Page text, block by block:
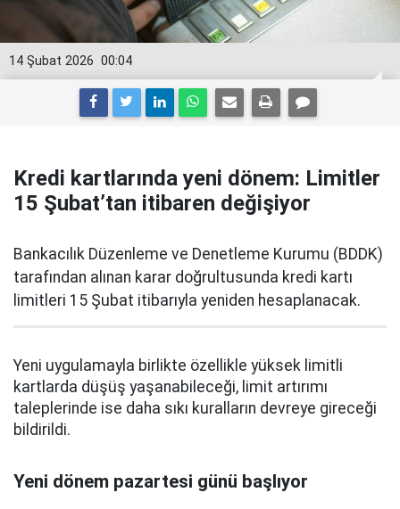
00:04
14 Şubat 2026
Kredi kartlarında yeni dönem: Limitler
15 Şubat’tan itibaren değişiyor
Bankacılık Düzenleme ve Denetleme Kurumu (BDDK)
tarafından alınan karar doğrultusunda kredi kartı
limitleri 15 Şubat itibarıyla yeniden hesaplanacak.
Yeni uygulamayla birlikte özellikle yüksek limitli
kartlarda düşüş yaşanabileceği, limit artırımı
taleplerinde ise daha sıkı kuralların devreye gireceği
bildirildi.
Yeni dönem pazartesi günü başlıyor